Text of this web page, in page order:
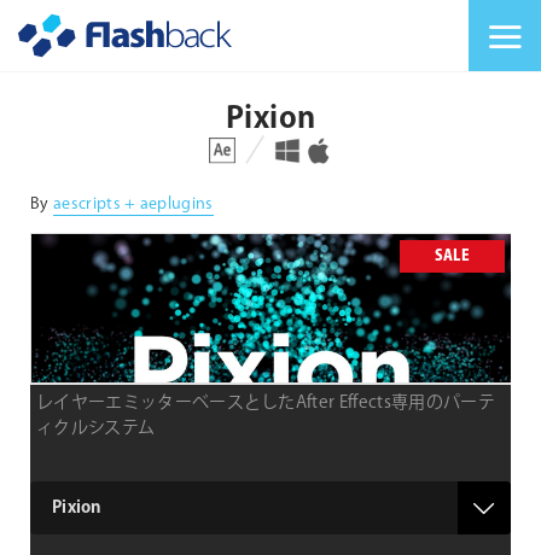
Pixion
対応プラットフォーム 対応OS
By aescripts + aeplugins
SALE
レイヤーエミッターベースとしたAfter Effects専用のパーテ
ィクルシステム
type